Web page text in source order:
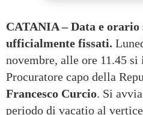
CATANIA – Data e orario
ufficialmente fissati.
novembre, alle ore 11.45
Procuratore capo della
Francesco Curcio. Si
periodo di vacatio al